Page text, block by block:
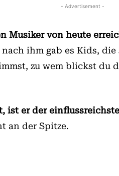
- Advertisement -
Musiker von heute
ihm gab es Kids,
zu wem blickst du
ist er der
an der Spitze.